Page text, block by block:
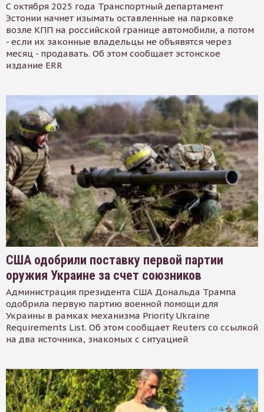
С октября 2025 года Транспортный департамент
Эстонии начнет изымать оставленные на парковке
возле КПП на российской границе автомобили, а потом
- если их законные владельцы не объявятся через
месяц - продавать. Об этом сообщает эстонское
издание ERR
США одобрили поставку первой партии
оружия Украине за счет союзников
Администрация президента США Дональда Трампа
одобрила первую партию военной помощи для
Украины в рамках механизма Priority Ukraine
Requirements List. Об этом сообщает Reuters со ссылкой
на два источника, знакомых с ситуацией